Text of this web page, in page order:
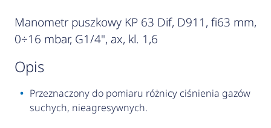
Manometr puszkowy KP 63 Dif, D911, fi63 mm,
0÷16 mbar, G1/4", ax, kl. 1,6
opis
Przeznaczony do pomiaru różnicy ciśnienia gazów
suchych, nieagresywnych.